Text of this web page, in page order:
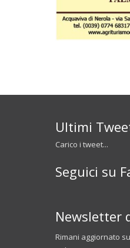
Ultimi
Carico i tweet...
Seguici su
Newsletter
Rimani aggiornato